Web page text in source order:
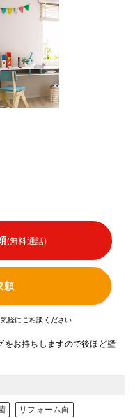
(無料通話)
頼
軽にご相談ください
お持ちしますので後ほど壁
リフォーム向